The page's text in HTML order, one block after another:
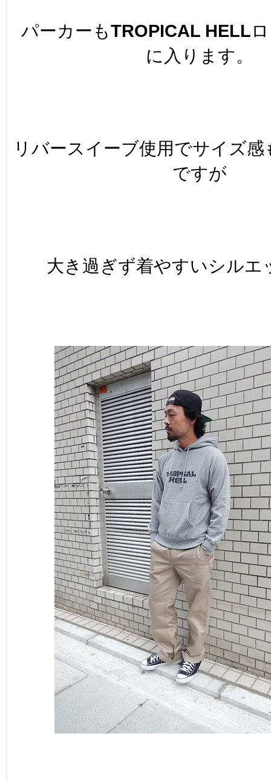
パーカーもTROPICAL HELL
に入ります。
リバースイーブ使用でサイズ
ですが
大き過ぎず着やすいシルエ